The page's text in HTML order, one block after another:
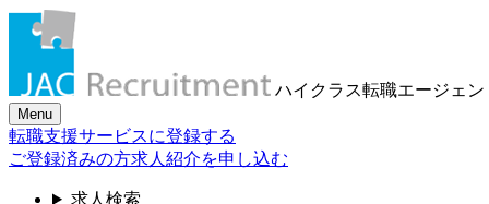
ハイクラス転職エージェン
Menu
転職支援サービスに登録する
ご登録済みの方求人紹介を申し込む
求人検索